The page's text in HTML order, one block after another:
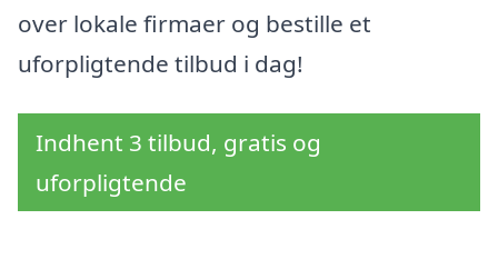
over lokale firmaer og bestille et
uforpligtende tilbud i dag!
Indhent 3 tilbud, gratis og
uforpligtende